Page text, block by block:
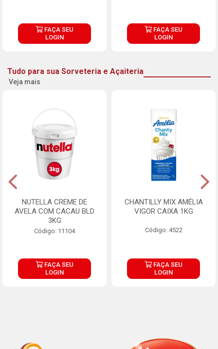
FAÇA SEU
LOGIN
FAÇA SEU
LOGIN
Tudo para sua Sorveteria e Açaiteria
Veja mais
NUTELLA CREME DE
AVELA COM CACAU BLD
3KG
Código: 11104
FAÇA SEU
LOGIN
CHANTILLY MIX AMÉLIA
VIGOR CAIXA 1KG
Código: 4522
FAÇA SEU
LOGIN